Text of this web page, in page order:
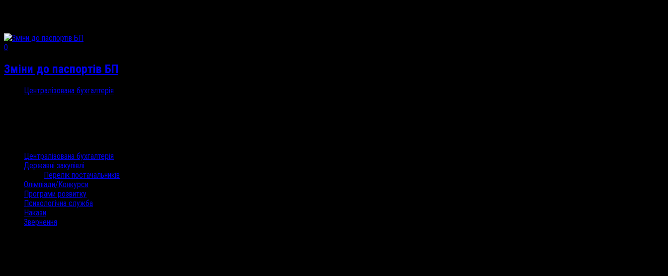
0
Зміни до паспортів БП
Централізована бухгалтерія
Централізована бухгалтерія
Державні закупівлі
Перелік постачальників
Олімпіади/Конкурси
Програми розвитку
Психологічна служба
Накази
Звернення